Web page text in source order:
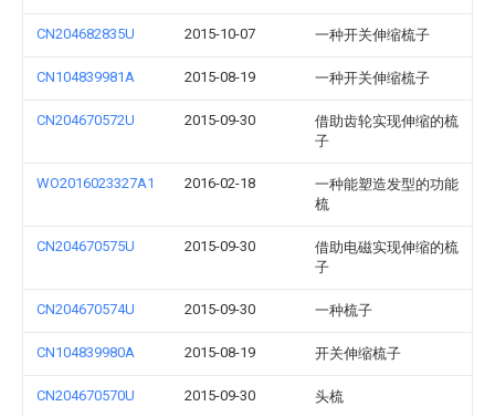
CN204682835U 2015-10-07 一种开关伸缩梳子
CN104839981A 2015-08-19 一种开关伸缩梳子
CN204670572U 2015-09-30
借助齿轮实现伸缩的梳
子
WO2016023327A1 2016-02-18
一种能塑造发型的功能
梳
CN204670575U 2015-09-30
借助电磁实现伸缩的梳
子
CN204670574U 2015-09-30 一种梳子
CN104839980A 2015-08-19 开关伸缩梳子
CN204670570U 2015-09-30 头梳